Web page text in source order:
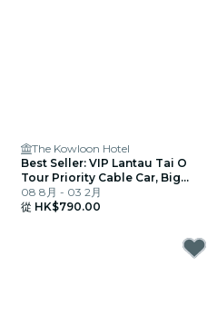
The Kowloon Hotel
Best Seller: VIP Lantau Tai O
Tour Priority Cable Car, Big
Buddha
08 8月 - 03 2月
從 HK$790.00